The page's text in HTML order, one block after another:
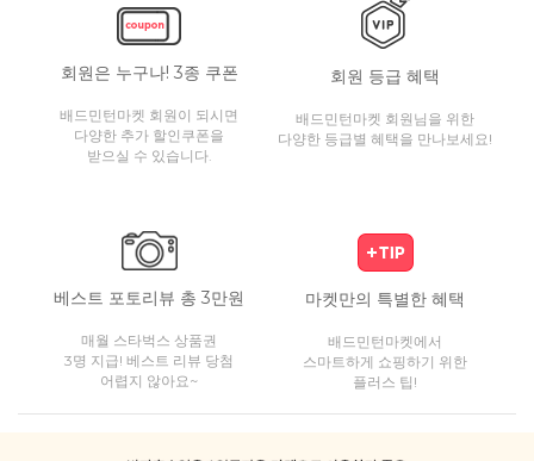
회원은 누구나! 3종 쿠폰
배드민턴마켓 회원이 되시면
다양한 추가 할인쿠폰을
받으실 수 있습니다.
회원 등급 혜택
배드민턴마켓 회원님을 위한
다양한 등급별 혜택을 만나보세요!
베스트 포토리뷰 총 3만원
매월 스타벅스 상품권
3명 지급! 베스트 리뷰 당첨
어렵지 않아요~
마켓만의 특별한 혜택
배드민턴마켓에서
스마트하게 쇼핑하기 위한
플러스 팁!